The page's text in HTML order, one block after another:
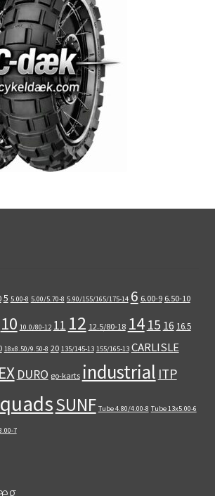
5 5.00-8 5.00/5.70-8 5.90/155/165/175-14 6 6.00-9 6.50-10
10 10.0/80-12 11 12 12.5/80-18 14 15 16 16.5
18x8.50/9.50-8 20 135/145-13 155/165-13 CARLISLE
DURO go-karts industrial ITP
quadsSUNF Tube 4.80/4.00-8 Tube 13x5.00-6
7